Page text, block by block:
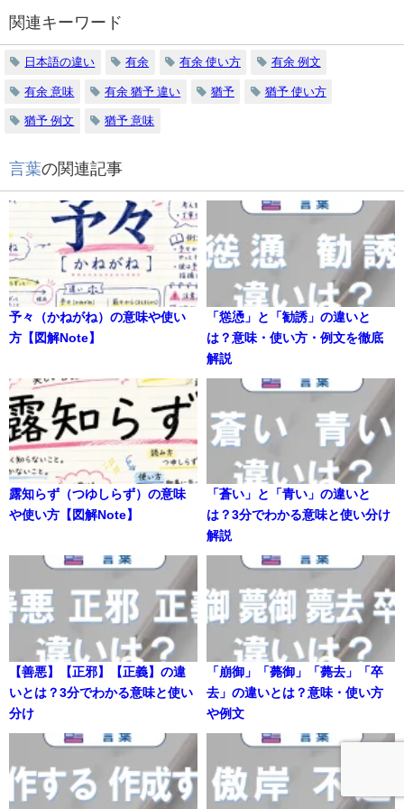
関連キーワード
日本語の違い 有余 有余 使い方 有余 例文
有余 意味 有余 猶予 違い 猶予 猶予 使い方
猶予 例文 猶予 意味
言葉の関連記事
予々（かねがね）の意味や使い
方【図解Note】
「慫慂」と「勧誘」の違いと
は？意味・使い方・例文を徹底
解説
露知らず（つゆしらず）の意味
や使い方【図解Note】
「蒼い」と「青い」の違いと
は？3分でわかる意味と使い分け
解説
【善悪】【正邪】【正義】の違
いとは？3分でわかる意味と使い
分け
「崩御」「薨御」「薨去」「卒
去」の違いとは？意味・使い方
や例文